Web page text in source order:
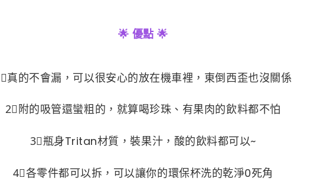
🌟 優點 🌟
真的不會漏，可以很安心的放在機車裡，東倒西歪也沒關係
2⃣附的吸管還蠻粗的，就算喝珍珠、有果肉的飲料都不怕
3⃣瓶身Tritan材質，裝果汁，酸的飲料都可以~
4⃣各零件都可以拆，可以讓你的環保杯洗的乾淨0死角